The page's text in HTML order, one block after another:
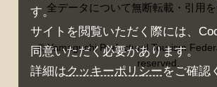
全データについて無断転載・引用を
© Yamaguchi Prefectural Tourism
reserved.
す。
サイトを閲覧いただく際には、
同意いただく必要があります。
詳細はクッキーポリシーをご確認